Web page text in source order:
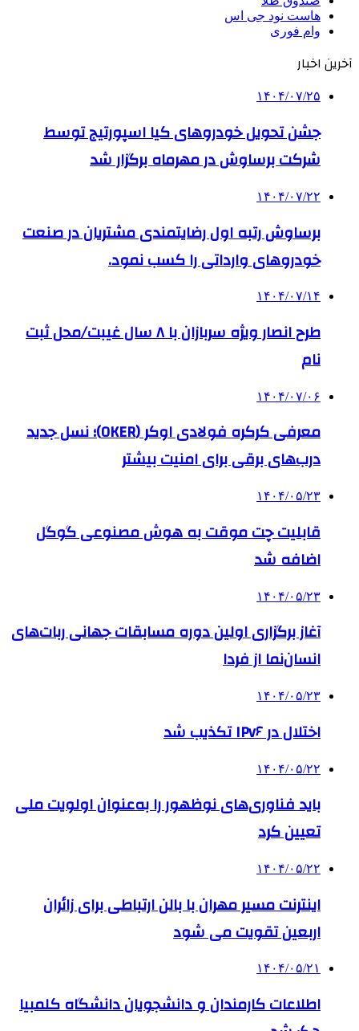
هاست نود جی اس
وام فوری
آخرین اخبار
۱۴۰۴/۰۷/۲۵
جشن تحویل خودروهای کیا اسپورتیج توسط
شرکت برساوش در مهرماه برگزار شد
۱۴۰۴/۰۷/۲۲
برساوش رتبه اول رضایتمندی مشتریان در صنعت
خودروهای وارداتی را کسب نمود.
۱۴۰۴/۰۷/۱۴
طرح انصار ویژه سربازان با ۸ سال غیبت/محل ثبت
نام
۱۴۰۴/۰۷/۰۶
معرفی کرکره فولادی اوکر (OKER)؛ نسل جدید
درب‌های برقی برای امنیت بیشتر
۱۴۰۴/۰۵/۲۳
قابلیت چت موقت به هوش مصنوعی گوگل
اضافه شد
۱۴۰۴/۰۵/۲۳
آغاز برگزاری اولین دوره مسابقات جهانی ربات‌های
انسان‌نما از فردا
۱۴۰۴/۰۵/۲۳
اختلال در IPv۶ تکذیب شد
۱۴۰۴/۰۵/۲۲
باید فناوری‌های نوظهور را به‌عنوان اولویت ملی
تعیین کرد
۱۴۰۴/۰۵/۲۲
اینترنت مسیر مهران با بالن ارتباطی برای زائران
اربعین تقویت می شود
۱۴۰۴/۰۵/۲۱
اطلاعات کارمندان و دانشجویان دانشگاه کلمبیا